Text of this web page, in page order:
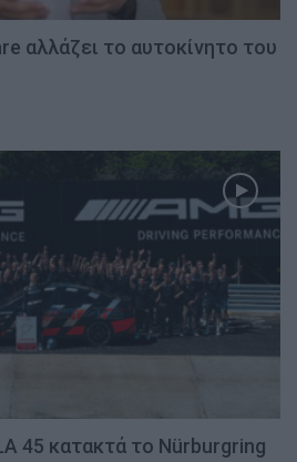
αλλάζει το αυτοκίνητο του
45 κατακτά το Nürburgring